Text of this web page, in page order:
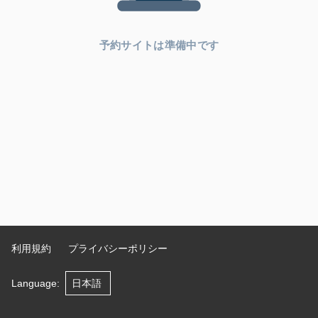
予約サイトは準備中です
利用規約 プライバシーポリシー
Language: